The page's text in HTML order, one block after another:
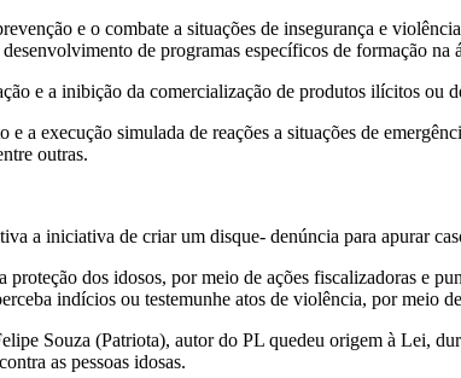
e o combate a situações de insegurança e
de programas específicos de formação
e a inibição da comercialização de produtos ilícitos ou
e a execução simulada de reações a situações de
outras.
a iniciativa de criar um disque- denúncia para apurar
proteção dos idosos, por meio de ações fiscalizadoras e
indícios ou testemunhe atos de violência, por meio
Souza (Patriota), autor do PL quedeu origem à Lei,
as pessoas idosas.